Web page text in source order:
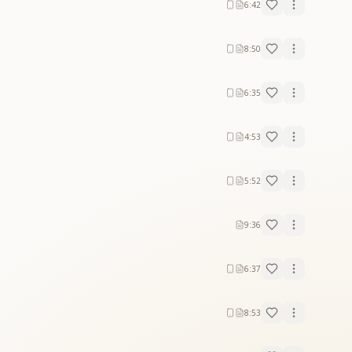
6:42
8:50
6:35
4:53
5:52
9:36
6:37
8:53